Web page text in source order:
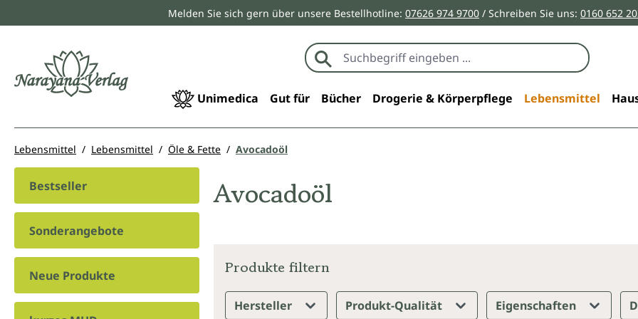
Zur Hauptnavigation springenMelden Sie sich gern über unsere Bestellhotline: 07626 974 9700 / Schreiben Sie uns: 0160 652
Unimedica Gut für Bücher Drogerie & Körperpflege Lebensmittel
Lebensmittel Lebensmittel Öle & Fette Avocadoöl
Bestseller
Sonderangebote
Neue Produkte
Avocadoöl
Produkte filtern
Hersteller Produkt-Qualität Eigenschaften